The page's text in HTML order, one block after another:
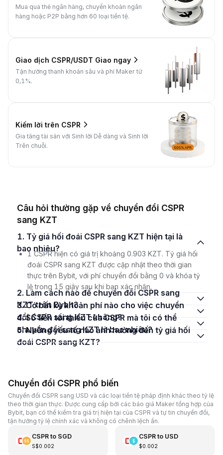
Mua qua thẻ ngân hàng, chuyển khoản ngân
hàng hoặc P2P bằng hơn 60 loại tiền tệ.
Giao dịch CSPR/USDT Giao ngay
Tận hưởng thanh khoản sâu và phí Maker từ
0,1%.
Kiếm lời trên CSPR
Gia tăng tài sản với Sinh lời Dễ dàng và Sinh lời
Trên chuỗi.
Câu hỏi thường gặp về chuyển đổi CSPR
sang KZT
1. Tỷ giá hối đoái CSPR sang KZT hiện tại là
bao nhiêu?
1 CSPR hiện có giá trị khoảng 0.903 KZT. Tỷ giá hối
đoái CSPR sang KZT được cập nhật theo thời gian
thực trên Bybit, với phí chuyển đổi bằng 0 và khóa tỷ
lệ trong 15 giây sau khi bạn xác nhận.
2. Làm cách nào để chuyển đổi CSPR sang
KZT trên Bybit?
3. Có bất kỳ khoản phí nào cho việc chuyển
đổi CSPR sang KZT không?
4. Số tiền tối thiểu của CSPR mà tôi có thể
chuyển đổi sang KZT là bao nhiêu?
5. Những yếu tố nào ảnh hưởng đến tỷ giá hối
đoái CSPR sang KZT?
Chuyển đổi CSPR phổ biến
Chuyển đổi CSPR sang USD và các loại tiền tệ pháp định khác theo tỷ lệ
theo thời gian thực. Được cung cấp bởi các báo giá Maker tổng hợp của
Bybit, bạn có thể kiểm tra giá trị hiện tại của CSPR và tự tin chuyển đổi,
tận hưởng tỷ lệ chính xác và không có chênh lệch ẩn.
CSPRto SGD
S$0.002
CSPRto USD
$0.002